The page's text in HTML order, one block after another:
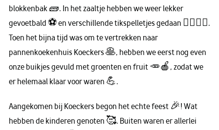
blokkenbak 🧱. In het zaaltje hebben we weer lekker
gevoetbald ⚽ en verschillende tikspelletjes gedaan 🏃‍♀🏃‍♂.
Toen het bijna tijd was om te vertrekken naar
pannenkoekenhuis Koeckers 🥞, hebben we eerst nog even
onze buikjes gevuld met groenten en fruit 🥕🍎, zodat we
er helemaal klaar voor waren 💪.
Aangekomen bij Koeckers begon het echte feest 🎉! Wat
hebben de kinderen genoten 🥰. Buiten waren er allerlei